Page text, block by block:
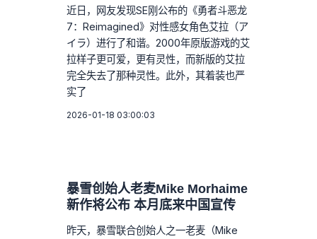
近日，网友发现SE刚公布的《勇者斗恶龙
7：Reimagined》对性感女角色艾拉（ア
イラ）进行了和谐。2000年原版游戏的艾
拉样子更可爱，更有灵性，而新版的艾拉
完全失去了那种灵性。此外，其着装也严
实了
2026-01-18 03:00:03
暴雪创始人老麦Mike Morhaime
新作将公布 本月底来中国宣传
昨天，暴雪联合创始人之一老麦（Mike